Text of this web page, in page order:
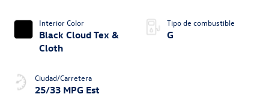
Interior Color
Black Cloud Tex &
Cloth
Ciudad/Carretera
25/33 MPG Est
Tipo de combustible
G